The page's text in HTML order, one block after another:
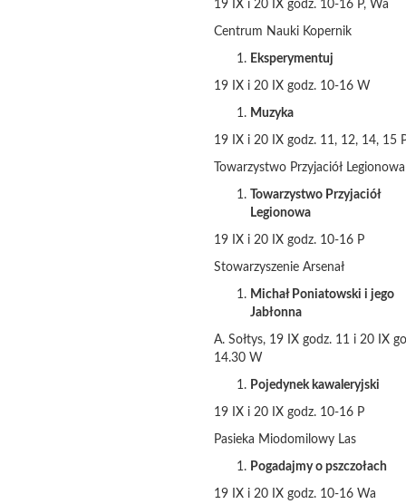
19 IX i 20 IX godz. 10-16 P, Wa
Centrum Nauki Kopernik
Eksperymentuj
19 IX i 20 IX godz. 10-16 W
Muzyka
19 IX i 20 IX godz. 11, 12, 14, 15
Towarzystwo Przyjaciół Legionowa
Towarzystwo Przyjaciół
Legionowa
19 IX i 20 IX godz. 10-16 P
Stowarzyszenie Arsenał
Michał Poniatowski i jego
Jabłonna
A. Sołtys, 19 IX godz. 11 i 20 IX
14.30 W
Pojedynek kawaleryjski
19 IX i 20 IX godz. 10-16 P
Pasieka Miodomilowy Las
Pogadajmy o pszczołach
19 IX i 20 IX godz. 10-16 Wa